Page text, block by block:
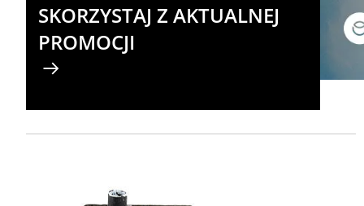
SKORZYSTAJ Z AKTUALNEJ
PROMOCJI